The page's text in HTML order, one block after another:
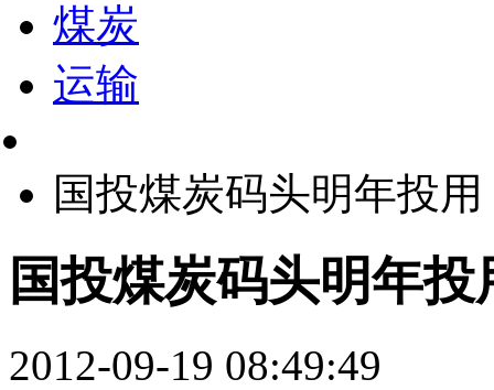
煤炭
运输
国投煤炭码头明年投用
国投煤炭码头明年投
2012-09-19 08:49:49